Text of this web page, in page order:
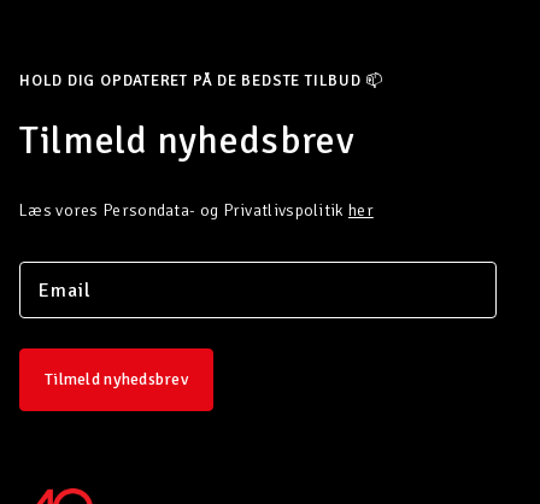
HOLD DIG OPDATERET PÅ DE BEDSTE TILBUD 📫
Tilmeld nyhedsbrev
Læs vores Persondata- og Privatlivspolitik her
Tilmeld nyhedsbrev